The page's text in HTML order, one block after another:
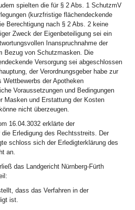
spielten die für § 2 Abs. 1 SchutzmV
(kurzfristige flächendeckende
Berechtigung nach § 2 Abs. 2 keine
Zweck der Eigenbeteiligung sei ein
Inanspruchnahme der
Bezug von Schutzmasken. Die
Versorgung sei abgeschlossen
der Verordnungsgeber habe zur
Wettbewerbs der Apotheken
Voraussetzungen und Bedingungen
Masken und Erstattung der Kosten
nicht überzeugen.
16.04.3032 erklärte der
die Erledigung des Rechtsstreits. Der
schloss sich der Erledigterklärung des
an.
das Landgericht Nürnberg-Fürth
dass das Verfahren in der
ist.